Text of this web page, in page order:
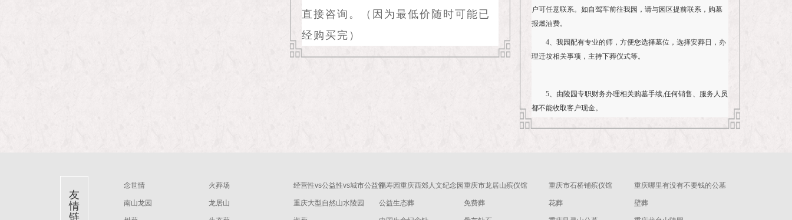
直接咨询。（因为最低价随时可能已
经购买完）
户可任意联系。如自驾车前往我园，请与园区提前联系，购墓
报燃油费。
4、我园配有专业的师，方便您选择墓位，选择安葬日，办
理迁坟相关事项，主持下葬仪式等。
5、由陵园专职财务办理相关购墓手续,任何销售、服务人员
都不能收取客户现金。
友
情
链
念世情 火葬场 经营性vs公益性vs城市公益性福寿园重庆西郊人文纪念园重庆市龙居山殡仪馆 重庆市石桥铺殡仪馆 重庆哪里有没有不要钱的公墓
南山龙园 龙居山 重庆大型自然山水陵园 公益生态葬 免费葬 花葬 壁葬